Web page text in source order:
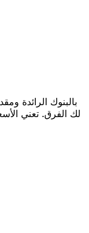
لك الفرق. تعني